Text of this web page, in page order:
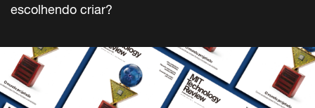
escolhendo criar?